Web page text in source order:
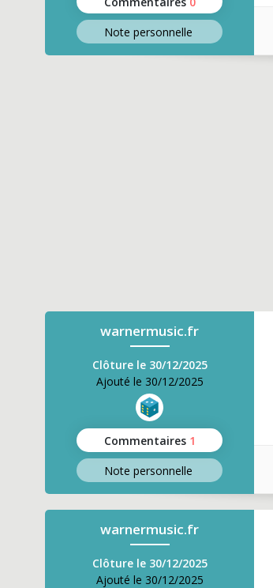
Note personnelle
warnermusic.fr
Clôture le 30/12/2025
Ajouté le 30/12/2025
Commentaires 1
Note personnelle
warnermusic.fr
Clôture le 30/12/2025
Ajouté le 30/12/2025